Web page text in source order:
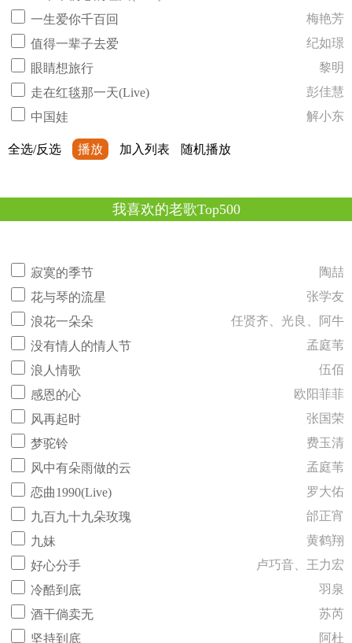
一生爱你千百回
梅艳芳
值得一辈子去爱
纪如璟
眼睛想旅行
黎明
走在红毯那一天(Live)
彭佳慧
中国娃
解小东
全选/反选 播放 加入列表 随机播放
我喜欢的老歌Top500
寂寞的季节
陶喆
花与琴的流星
张学友
浪花一朵朵
任贤齐、光良、阿牛
没有情人的情人节
孟庭苇
浪人情歌
伍佰
感恩的心
欧阳菲菲
风再起时
张国荣
梦驼铃
费玉清
风中有朵雨做的云
孟庭苇
恋曲1990(Live)
罗大佑
九百九十九朵玫瑰
邰正宵
九妹
黄鹤翔
好心分手
卢巧音、王力宏
冷酷到底
羽泉
酒干倘卖无
苏芮
坚持到底
阿杜